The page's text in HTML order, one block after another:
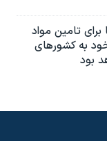
برای تامین مواد
به کشورهای
بود